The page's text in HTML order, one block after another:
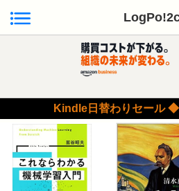
Kindle日替わりセール